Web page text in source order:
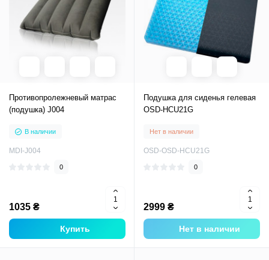
Противопролежневый матрас
(подушка) J004
В наличии
MDI-J004
0
1035 ₴
Купить
Подушка для сиденья гелевая
OSD-HCU21G
Нет в наличии
OSD-OSD-HCU21G
0
2999 ₴
Нет в наличии